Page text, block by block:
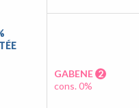
GABENE 2
cons. 0%